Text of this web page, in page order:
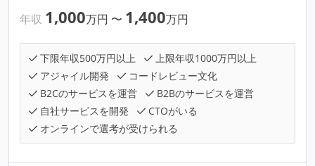
年収 1,000万円 〜 1,400万円
下限年収500万円以上
上限年収1000万円以上
アジャイル開発
コードレビュー文化
B2Cのサービスを運営
B2Bのサービスを運営
自社サービスを開発
CTOがいる
オンラインで選考が受けられる